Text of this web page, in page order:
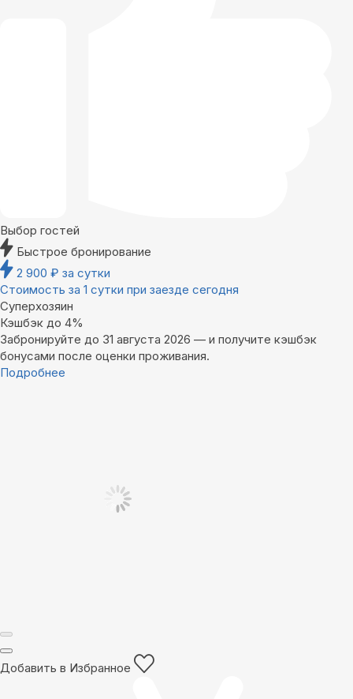
Выбор гостей
Быстрое бронирование
2 900 ₽ за сутки
Стоимость за 1 сутки при заезде сегодня
Суперхозяин
Кэшбэк до 4%
Забронируйте до 31 августа 2026 — и получите кэшбэк
бонусами после оценки проживания.
Подробнее
Добавить в Избранное